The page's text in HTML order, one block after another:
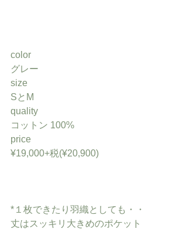
color
グレー
size
SとM
quality
コットン 100%
price
¥19,000+税(¥20,900)
*１枚できたり羽織としても・・
丈はスッキリ大きめのポケット